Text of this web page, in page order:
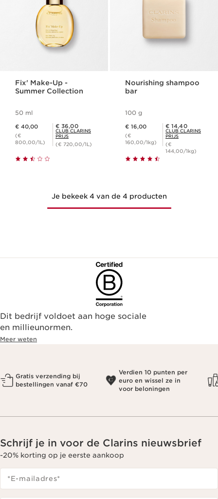
Fix' Make-Up -
Summer Collection
50 ml
€ 40,00
(€
800,00/1L)
Club Clarins Prijs € 36,00
€ 36,00
CLUB CLARINS
PRIJS
(€ 720,00/1L)
Nourishing shampoo
bar
100 g
€ 16,00
(€
160,00/1kg)
Club Clarins Prijs € 14,40
€ 14,40
CLUB CLARINS
PRIJS
(€
144,00/1kg)
Je bekeek 4 van de 4 producten
Dit bedrijf voldoet aan hoge sociale
en millieunormen.
Meer weten
Gratis verzending bij
bestellingen vanaf €70
Verdien 10 punten per
euro en wissel ze in
voor beloningen
Schrijf je in voor de Clarins nieuwsbrief
-20% korting op je eerste aankoop
*E-mailadres*